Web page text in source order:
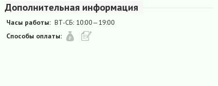
Дополнительная информация
Часы работы: ВТ-СБ: 10:00—19:00
Способы оплаты: